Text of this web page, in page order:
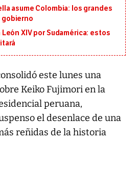
asume Colombia: los grandes
gobierno
León XIV por Sudamérica: estos
este lunes una
Keiko Fujimori en la
peruana,
el desenlace de una
reñidas de la historia